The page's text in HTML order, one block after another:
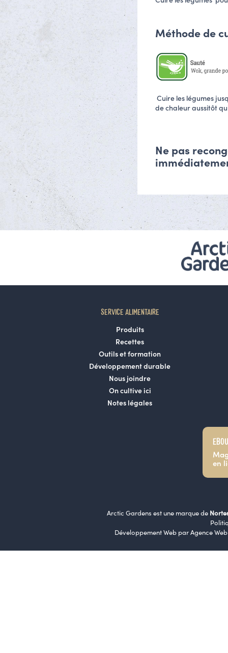
Méthode de
Cuire les légumes
de chaleur aussitôt
Ne pas
SERVICE ALIMENTAIRE
Produits
Recettes
Outils et formation
Développement durable
Nous joindre
On cultive ici
Notes légales
en
Arctic Gardens est une marque de
Développement Web parAgence